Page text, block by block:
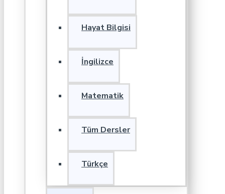
Hayat Bilgisi
İngilizce
Matematik
Tüm Dersler
Türkçe